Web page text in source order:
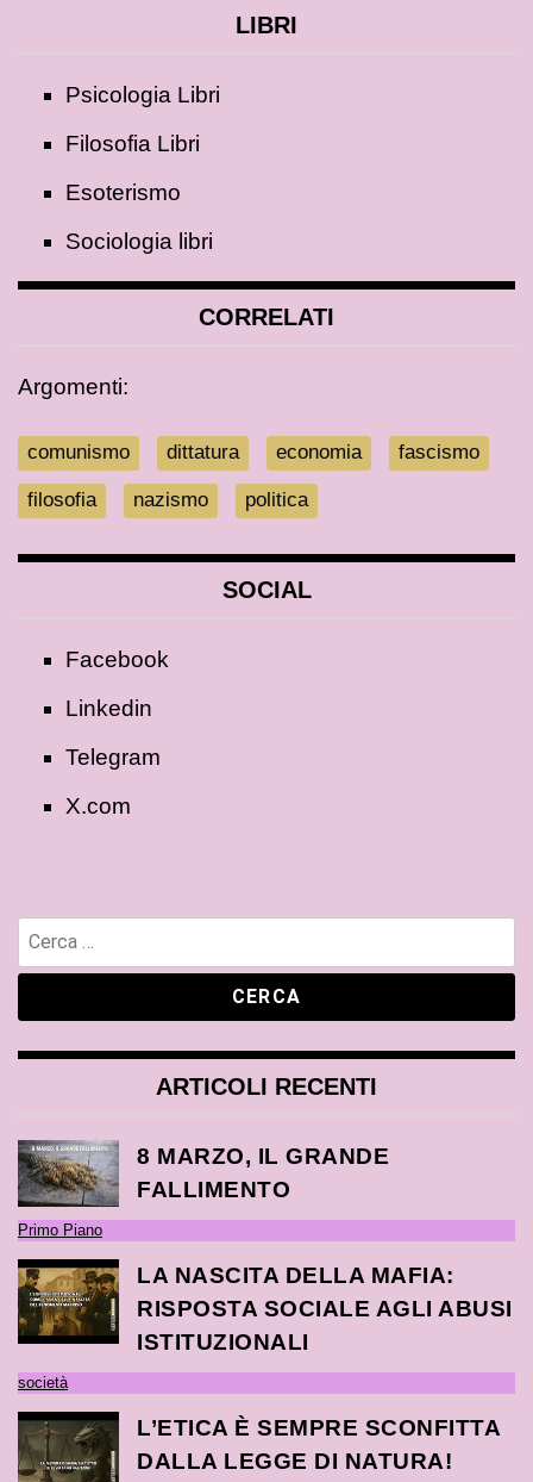
LIBRI
Psicologia Libri
Filosofia Libri
Esoterismo
Sociologia libri
CORRELATI
Argomenti:
comunismo dittatura economia fascismo
filosofia nazismo politica
SOCIAL
Facebook
Linkedin
Telegram
X.com
ARTICOLI RECENTI
8 MARZO, IL GRANDE
FALLIMENTO
Primo Piano
LA NASCITA DELLA MAFIA:
RISPOSTA SOCIALE AGLI ABUSI
ISTITUZIONALI
società
L’ETICA È SEMPRE SCONFITTA
DALLA LEGGE DI NATURA!